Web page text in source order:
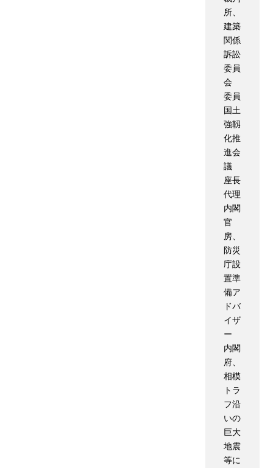
所、
建築
関係
訴訟
委員
会
委員
国土
強靱
化推
進会
議
座長
代理
内閣
官
房、
防災
庁設
置準
備ア
ドバ
イザ
ー
内閣
府、
相模
トラ
フ沿
いの
巨大
地震
等に